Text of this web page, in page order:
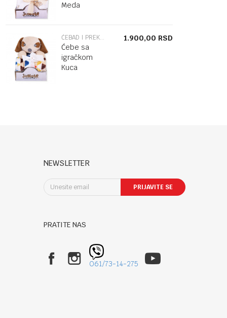
Meda
ĆEBAD I PREKRIVACI
Ćebe sa
igračkom
Kuca
1.900,00 RSD
NEWSLETTER
PRIJAVITE SE
PRATITE NAS
061/73-14-275